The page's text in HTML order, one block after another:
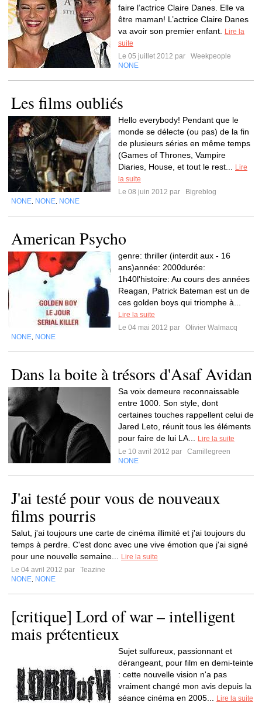
faire l’actrice Claire Danes. Elle va
être maman! L’actrice Claire Danes
va avoir son premier enfant.
Lire la
suite
Le 05 juillet 2012 par
Weekpeople
NONE
Les films oubliés
Hello everybody! Pendant que le
monde se délecte (ou pas) de la fin
de plusieurs séries en même temps
(Games of Thrones, Vampire
Diaries, House, et tout le rest...
Lire
la suite
Le 08 juin 2012 par
Bigreblog
NONE NONE NONE
American Psycho
genre: thriller (interdit aux - 16
ans)année: 2000durée:
1h40l'histoire: Au cours des années
Reagan, Patrick Bateman est un de
ces golden boys qui triomphe à...
Lire la suite
Le 04 mai 2012 par
Olivier Walmacq
NONE NONE
Dans la boite à trésors d'Asaf Avidan
Sa voix demeure reconnaissable
entre 1000. Son style, dont
certaines touches rappellent celui de
Jared Leto, réunit tous les éléments
pour faire de lui LA...
Lire la suite
Le 10 avril 2012 par
Camillegreen
NONE
J'ai testé pour vous de nouveaux
films pourris
Salut, j'ai toujours une carte de cinéma illimité et j'ai toujours du
temps à perdre. C'est donc avec une vive émotion que j'ai signé
pour une nouvelle semaine...
Lire la suite
Le 04 avril 2012 par
Teazine
NONE NONE
[critique] Lord of war – intelligent
mais prétentieux
Sujet sulfureux, passionnant et
dérangeant, pour film en demi-teinte
: cette nouvelle vision n'a pas
vraiment changé mon avis depuis la
séance cinéma en 2005...
Lire la suite